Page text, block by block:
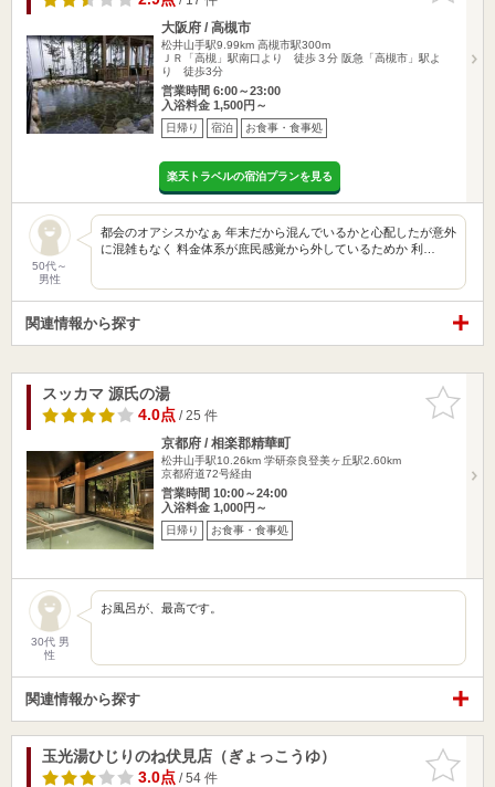
大阪府 / 高槻市
松井山手駅9.99km 高槻市駅300m
ＪＲ「高槻」駅南口より 徒歩３分 阪急「高槻市」駅よ
り 徒歩3分
営業時間 6:00～23:00
入浴料金 1,500円～
日帰り 宿泊 お食事・食事処
楽天トラベルの宿泊プランを見る
50代～
男性
都会のオアシスかなぁ 年末だから混んでいるかと心配したが意外
に混雑もなく 料金体系が庶民感覚から外しているためか 利…
関連情報から探す
お気に入
りに追加
スッカマ 源氏の湯
4.0点/ 25 件
京都府 / 相楽郡精華町
松井山手駅10.26km 学研奈良登美ヶ丘駅2.60km
京都府道72号経由
営業時間 10:00～24:00
入浴料金 1,000円～
日帰り お食事・食事処
30代 男
性
お風呂が、最高です。
関連情報から探す
お気に入
りに追加
玉光湯ひじりのね伏見店（ぎょっこうゆ）
3.0点/ 54 件